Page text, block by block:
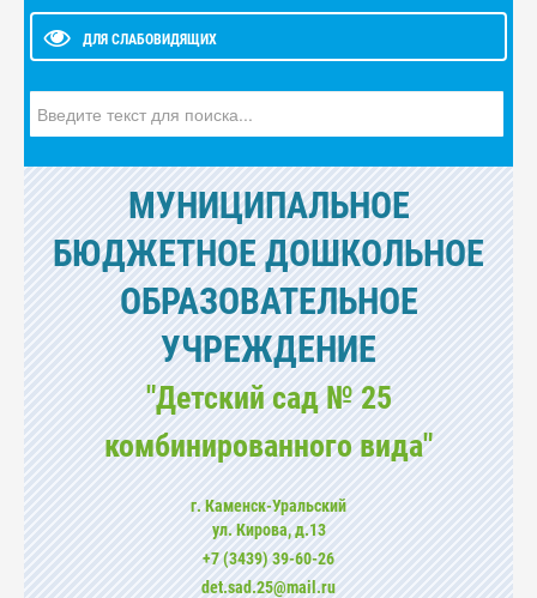
ДЛЯ СЛАБОВИДЯЩИХ
МУНИЦИПАЛЬНОЕ
БЮДЖЕТНОЕ ДОШКОЛЬНОЕ
ОБРАЗОВАТЕЛЬНОЕ
УЧРЕЖДЕНИЕ
"Детский сад № 25
комбинированного вида"
г. Каменск-Уральский
ул. Кирова, д.13
+7 (3439) 39-60-26
det.sad.25@mail.ru